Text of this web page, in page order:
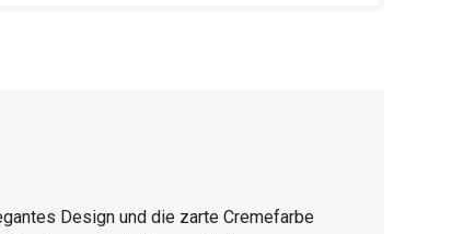
Design und die zarte Cremefarbe